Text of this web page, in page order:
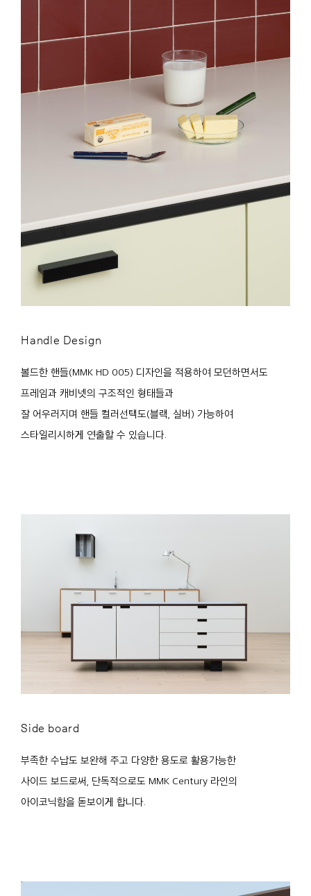
Handle Design
볼드한 핸들(MMK HD 005) 디자인을 적용하여 모던하면서도
프레임과 캐비넷의 구조적인 형태들과
잘 어우러지며 핸들 컬러선택도(블랙, 실버) 가능하여
스타일리시하게 연출할 수 있습니다.
Side board
부족한 수납도 보완해 주고 다양한 용도로 활용가능한
사이드 보드로써, 단독적으로도 MMK Century 라인의
아이코닉함을 돋보이게 합니다.